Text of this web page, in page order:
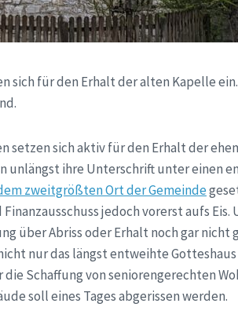
sich für den Erhalt der alten Kapelle
setzen sich aktiv für den Erhalt der
unlängst ihre Unterschrift unter einen
zweitgrößten Ort der Gemeinde
jedoch vorerst aufs
über Abriss oder Erhalt noch gar nicht
nur das längst entweihte
Schaffung von seniorengerechten
soll eines Tages abgerissen werden.